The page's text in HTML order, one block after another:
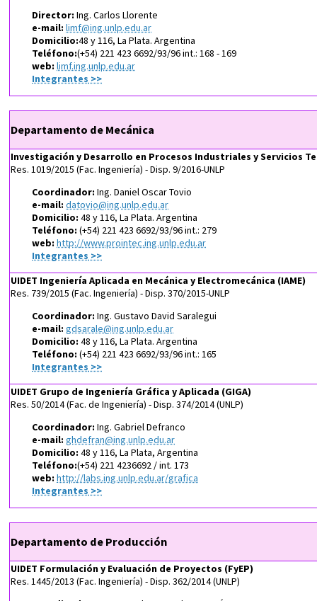
Director:Ing. Carlos Llorente
e-mail:limf@ing.unlp.edu.ar
Domicilio:48 y 116, La Plata. Argentina
Teléfono:(+54) 221 423 6692/93/96 int.: 168 - 169
web:limf.ing.unlp.edu.ar
Integrantes >>
Departamento de Mecánica
Investigación y Desarrollo en Procesos Industriales y Servicios
Res. 1019/2015 (Fac. Ingeniería) - Disp. 9/2016-UNLP
Coordinador:Ing. Daniel Oscar Tovio
e-mail:datovio@ing.unlp.edu.ar
Domicilio:48 y 116, La Plata. Argentina
Teléfono:(+54) 221 423 6692/93/96 int.: 279
web: http://www.prointec.ing.unlp.edu.ar
Integrantes >>
UIDET Ingeniería Aplicada en Mecánica y Electromecánica (IAME)
Res. 739/2015 (Fac. Ingeniería) - Disp. 370/2015-UNLP
Coordinador:Ing. Gustavo David Saralegui
e-mail:gdsarale@ing.unlp.edu.ar
Domicilio:48 y 116, La Plata. Argentina
Teléfono:(+54) 221 423 6692/93/96 int.: 165
Integrantes >>
UIDET Grupo de Ingeniería Gráfica y Aplicada (GIGA)
Res. 50/2014 (Fac. de Ingeniería) - Disp. 374/2014 (UNLP)
Coordinador:Ing. Gabriel Defranco
e-mail: ghdefran@ing.unlp.edu.ar
Domicilio:48 y 116, La Plata, Argentina
Teléfono:(+54) 221 4236692 / int. 173
web:http://labs.ing.unlp.edu.ar/grafica
Integrantes >>
Departamento de Producción
UIDET Formulación y Evaluación de Proyectos (FyEP)
Res. 1445/2013 (Fac. Ingeniería) - Disp. 362/2014 (UNLP)